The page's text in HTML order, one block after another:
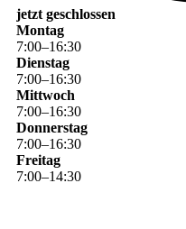
jetzt geschlossen
Montag
7:00–16:30
Dienstag
7:00–16:30
Mittwoch
7:00–16:30
Donnerstag
7:00–16:30
Freitag
7:00–14:30